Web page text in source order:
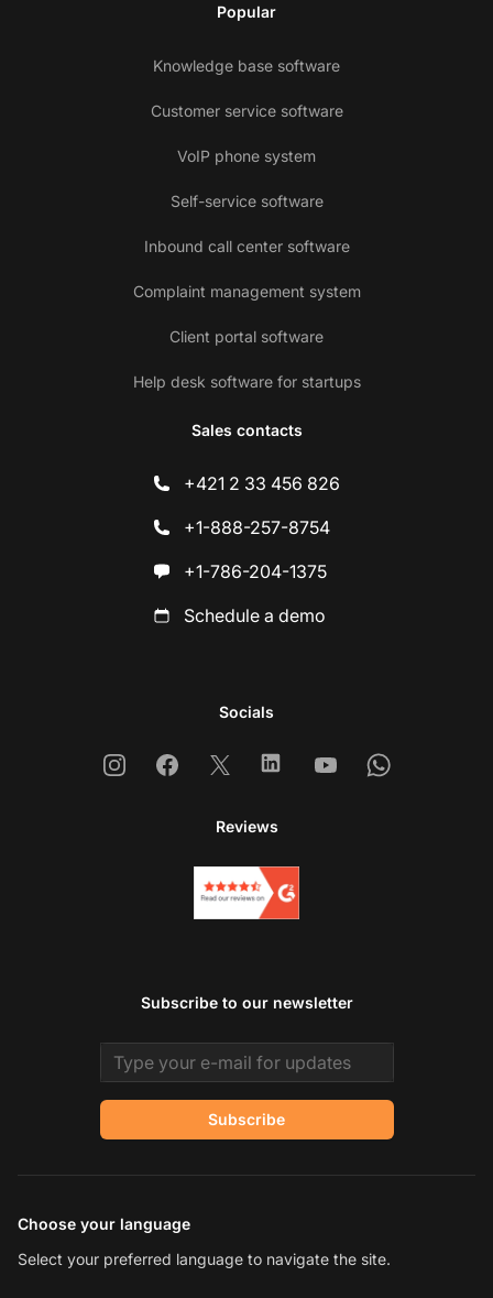
Popular
Knowledge base software
Customer service software
VoIP phone system
Self-service software
Inbound call center software
Complaint management system
Client portal software
Help desk software for startups
Sales contacts
+421 2 33 456 826
+1-888-257-8754
+1-786-204-1375
Schedule a demo
Socials
InstagramFacebook
X LinkedinYoutubeWhatsapp
Reviews
Subscribe to our newsletter
Email address
Subscribe
Choose your language
Select your preferred language to navigate the site.